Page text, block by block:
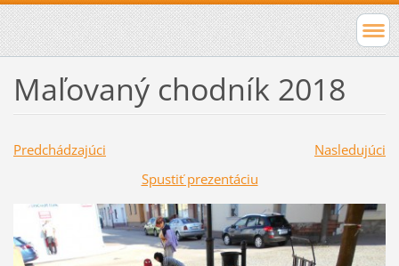
Maľovaný chodník 2018
Predchádzajúci
Nasledujúci
Spustiť prezentáciu